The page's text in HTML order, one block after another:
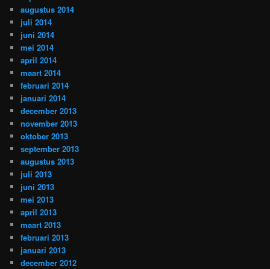
augustus 2014
juli 2014
juni 2014
mei 2014
april 2014
maart 2014
februari 2014
januari 2014
december 2013
november 2013
oktober 2013
september 2013
augustus 2013
juli 2013
juni 2013
mei 2013
april 2013
maart 2013
februari 2013
januari 2013
december 2012